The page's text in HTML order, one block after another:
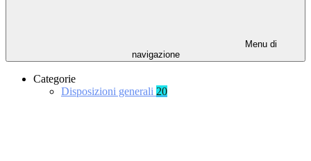
Menu di
navigazione
Categorie
Disposizioni generali 20